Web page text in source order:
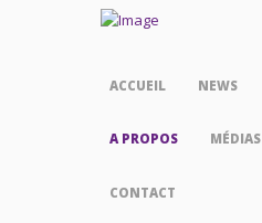
ACCUEIL NEWS
A PROPOS MÉDIAS
CONTACT